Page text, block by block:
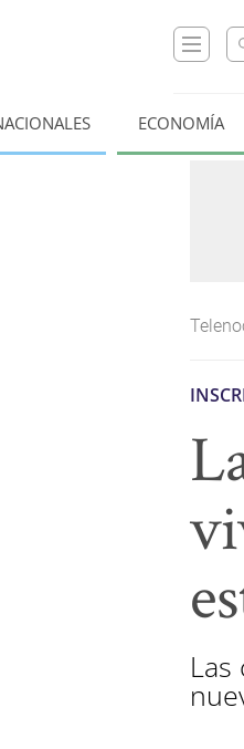
ECONOMÍA